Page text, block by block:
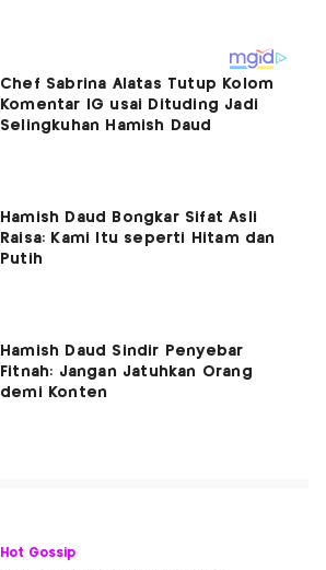
Chef Sabrina Alatas Tutup Kolom
Komentar IG usai Dituding Jadi
Selingkuhan Hamish Daud
Hamish Daud Bongkar Sifat Asli
Raisa: Kami Itu seperti Hitam dan
Putih
Hamish Daud Sindir Penyebar
Fitnah: Jangan Jatuhkan Orang
demi Konten
Hot Gossip